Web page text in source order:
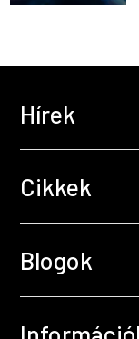
Hírek
Cikkek
Blogok